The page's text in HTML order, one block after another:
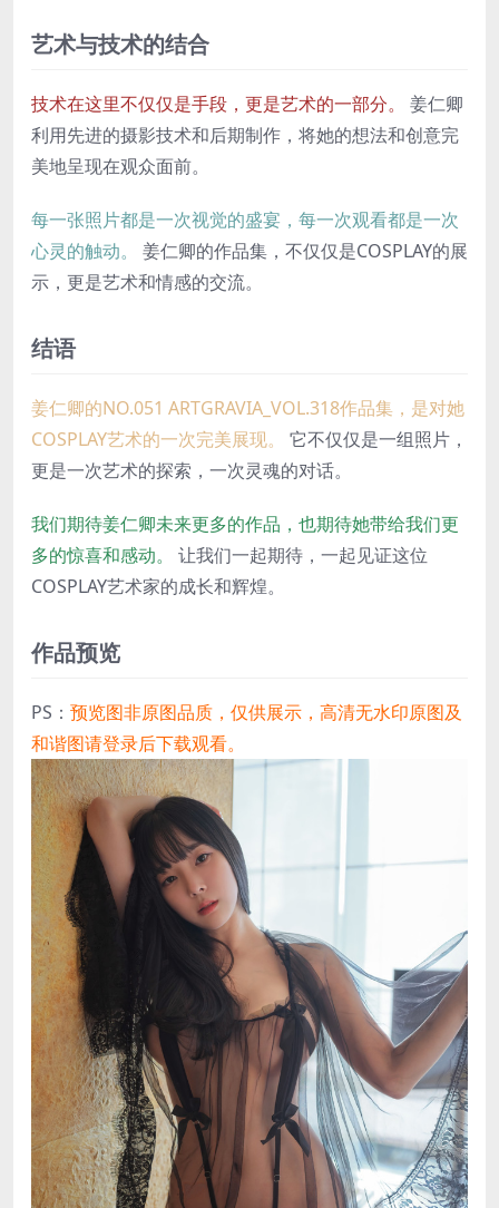
艺术与技术的结合
技术在这里不仅仅是手段，更是艺术的一部分。
姜仁卿
利用先进的摄影技术和后期制作，将她的想法和创意完
美地呈现在观众面前。
每一张照片都是一次视觉的盛宴，每一次观看都是一次
心灵的触动。
姜仁卿的作品集，不仅仅是COSPLAY的展
示，更是艺术和情感的交流。
结语
姜仁卿的NO.051 ARTGRAVIA_VOL.318作品集，是对她
COSPLAY艺术的一次完美展现。
它不仅仅是一组照片，
更是一次艺术的探索，一次灵魂的对话。
我们期待姜仁卿未来更多的作品，也期待她带给我们更
多的惊喜和感动。
让我们一起期待，一起见证这位
COSPLAY艺术家的成长和辉煌。
作品预览
PS： 预览图非原图品质，仅供展示，高清无水印原图及
和谐图请登录后下载观看。